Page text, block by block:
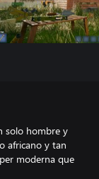
solo hombre y
africano y tan
moderna que